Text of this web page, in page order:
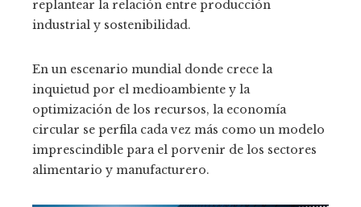
replantear la relación entre producción
industrial y sostenibilidad.
En un escenario mundial donde crece la
inquietud por el medioambiente y la
optimización de los recursos, la economía
circular se perfila cada vez más como un modelo
imprescindible para el porvenir de los sectores
alimentario y manufacturero.